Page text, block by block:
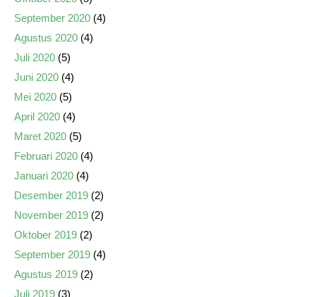
September 2020 (4)
Agustus 2020 (4)
Juli 2020 (5)
Juni 2020 (4)
Mei 2020 (5)
April 2020 (4)
Maret 2020 (5)
Februari 2020 (4)
Januari 2020 (4)
Desember 2019 (2)
November 2019 (2)
Oktober 2019 (2)
September 2019 (4)
Agustus 2019 (2)
Juli 2019 (3)